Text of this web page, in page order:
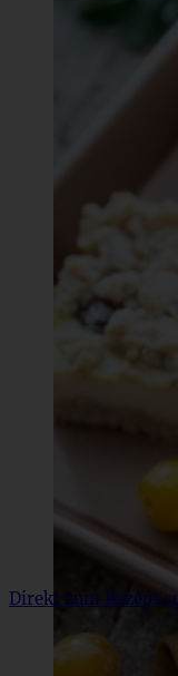
Direkt zum Rezept